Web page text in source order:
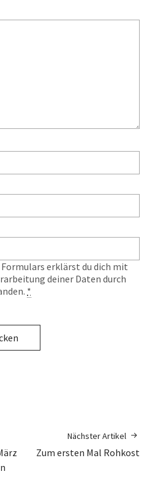
erklärst du dich mit
deiner Daten durch
*
Nächster Artikel
Zum ersten Mal Rohkost